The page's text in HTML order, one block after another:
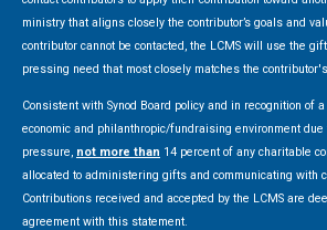
ministry that aligns closely the contributor’s goals and
contributor cannot be contacted, the LCMS will use the
pressing need that most closely matches the
Consistent with Synod Board policy and in recognition of
economic and philanthropic/fundraising environment due
pressure, not more than 14 percent of any charitable
allocated to administering gifts and communicating with
Contributions received and accepted by the LCMS are
agreement with this statement.